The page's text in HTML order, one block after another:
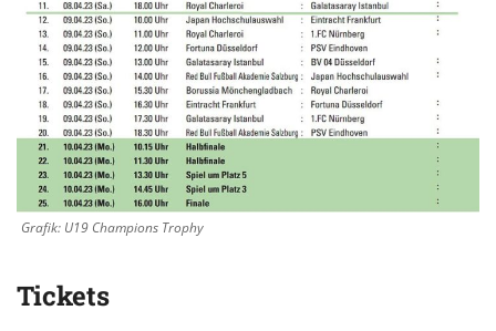
Grafik: U19 Champions Trophy
Tickets